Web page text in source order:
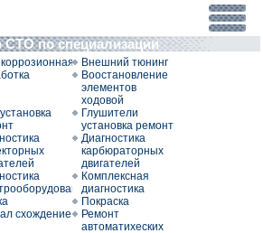
по специализации
Внешний тюнинг
Воостановление
элементов
ходовой
Глушители
установка ремонт
Диагностика
карбюраторных
двигателей
Комплексная
диагностика
Покраска
схождение
Ремонт
автоматихеских